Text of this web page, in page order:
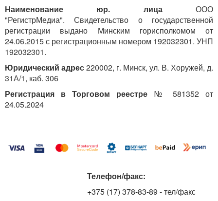
Наименование юр. лицаООО
"РегистрМедиа". Свидетельство о государственной
регистрации выдано Минским горисполкомом от
24.06.2015 с регистрационным номером 192032301. УНП
192032301.
Юридический адрес220002, г. Минск, ул. В. Хоружей, д.
31А/1, каб. 306
Регистрация в Торговом реестре № 581352 от
24.05.2024
Телефон/факс:
+375 (17) 378-83-89 - тел/факс